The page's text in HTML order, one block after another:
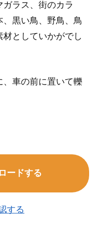
ラス、街のカラ
黒い鳥、野鳥、鳥
としていかがでし
、車の前に置いて轢
ードする
する